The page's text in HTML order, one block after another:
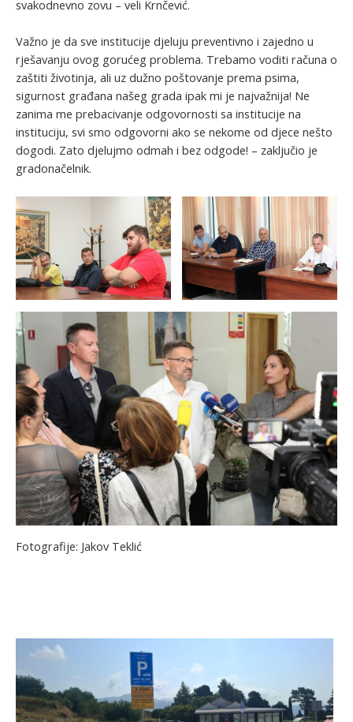
svakodnevno zovu – veli Krnčević.
Važno je da sve institucije djeluju preventivno i zajedno u
rješavanju ovog gorućeg problema. Trebamo voditi računa o
zaštiti životinja, ali uz dužno poštovanje prema psima,
sigurnost građana našeg grada ipak mi je najvažnija! Ne
zanima me prebacivanje odgovornosti sa institucije na
instituciju, svi smo odgovorni ako se nekome od djece nešto
dogodi. Zato djelujmo odmah i bez odgode! – zaključio je
gradonačelnik.
Fotografije: Jakov Teklić